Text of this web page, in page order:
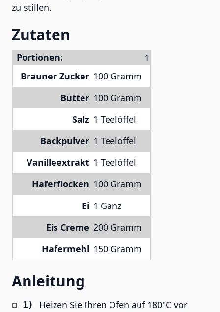
zu stillen.
Zutaten
Portionen:
Brauner Zucker 100 Gramm
Butter 100 Gramm
Salz 1 Teelöffel
Backpulver 1 Teelöffel
Vanilleextrakt 1 Teelöffel
Haferflocken 100 Gramm
Ei 1 Ganz
Eis Creme 200 Gramm
Hafermehl 150 Gramm
Anleitung
Heizen Sie Ihren Ofen auf 180°C vor